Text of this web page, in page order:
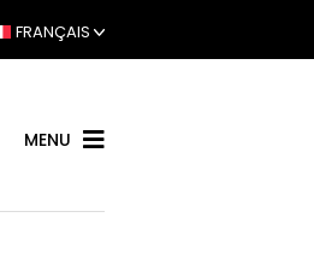
FRANÇAIS
MENU